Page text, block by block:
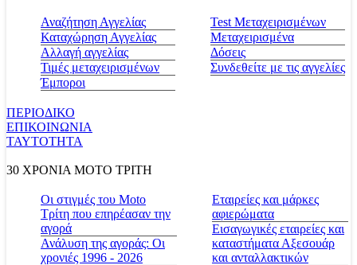
Αναζήτηση Αγγελίας
Καταχώρηση Αγγελίας
Αλλαγή αγγελίας
Τιμές μεταχειρισμένων
Έμποροι
Test Μεταχειρισμένων
Μεταχειρισμένα
Δόσεις
Συνδεθείτε με τις αγγελίες
ΠΕΡΙΟΔΙΚΟ
ΕΠΙΚΟΙΝΩΝΙΑ
ΤΑΥΤΟΤΗΤΑ
30 ΧΡΟΝΙΑ MOTO ΤΡΙΤΗ
Οι στιγμές του Moto
Τρίτη που επηρέασαν την
αγορά
Ανάλυση της αγοράς: Οι
χρονιές 1996 - 2026
Εταιρείες και μάρκες
αφιερώματα
Εισαγωγικές εταιρείες και
καταστήματα Αξεσουάρ
και ανταλλακτικών